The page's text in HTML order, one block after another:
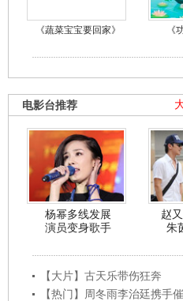
《蔬菜宝宝要回家》 《
电影台推荐
杨幂多线发展
演员变身歌手
赵
朱
【大片】古天乐带伤狂奔
【热门】周冬雨李治廷携手